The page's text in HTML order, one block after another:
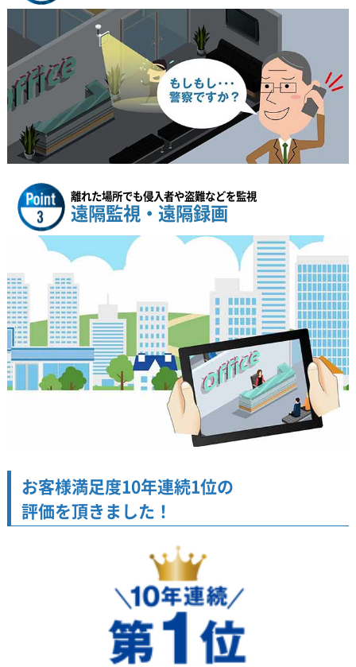
離れた場所でも侵入者や盗難などを監視
遠隔監視・遠隔録画
お客様満足度10年連続1位の
評価を頂きました！